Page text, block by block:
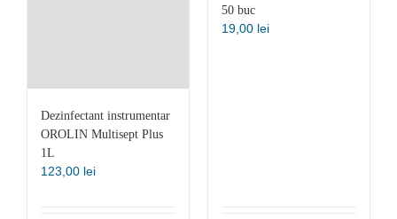
Dezinfectant instrumentar
OROLIN Multisept Plus
1L
123,00 lei
50 buc
19,00 lei